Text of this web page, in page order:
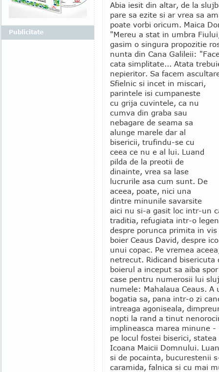
Abia iesit din altar, de la
pare sa ezite si ar vrea sa
poate vorbi oricum. Maica
"Mereu a stat in umbra
gasim o singura propozitie
nunta din Cana Galileii:
cata simplitate... Atata
nepieritor. Sa facem
Sfielnic si incet in miscari,
parintele isi cumpaneste
cu grija cuvintele, ca nu
cumva din graba sau
nebagare de seama sa
alunge marele dar al
bisericii, trufindu-se cu
ceea ce nu e al lui. Luand
pilda de la preotii de
dinainte, vrea sa lase
lucrurile asa cum sunt. De
aceea, poate, nici una
dintre minunile savarsite
aici nu si-a gasit loc intr-un
traditia, refugiata intr-o
despre porunca primita in
boier Ceaus David, despre
unui copac. Pe vremea
netrecut. Ridicand
boierul a inceput sa aiba
case pentru numerosii lui
numele: Mahalaua Ceaus.
bogatia sa, pana intr-o zi
intreaga agoniseala,
nopti la rand a tinut
implineasca marea minune
pe locul fostei biserici,
Icoana Maicii Domnului.
si de pocainta, bucurestenii
caramida, falnica si cu mai
Publicitate